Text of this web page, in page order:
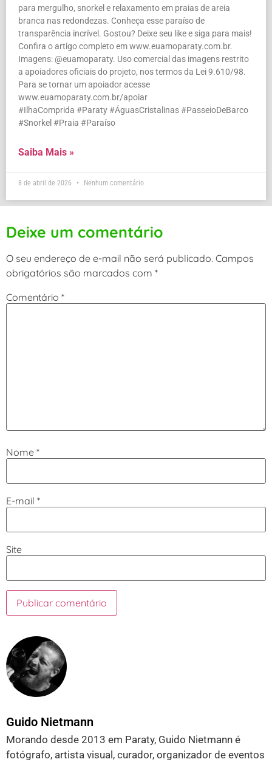
para mergulho, snorkel e relaxamento em praias de areia
branca nas redondezas. Conheça esse paraíso de
transparência incrível. Gostou? Deixe seu like e siga para mais!
Confira o artigo completo em www.euamoparaty.com.br.
Imagens: @euamoparaty. Uso comercial das imagens restrito
a apoiadores oficiais do projeto, nos termos da Lei 9.610/98.
Para se tornar um apoiador acesse
www.euamoparaty.com.br/apoiar
#IlhaComprida #Paraty #ÁguasCristalinas #PasseioDeBarco
#Snorkel #Praia #Paraíso
Saiba Mais »
8 de abril de 2026 Nenhum comentário
Deixe um comentário
O seu endereço de e-mail não será publicado. Campos
obrigatórios são marcados com *
Comentário *
Nome *
E-mail *
Site
Guido Nietmann
Morando desde 2013 em Paraty, Guido Nietmann é
fotógrafo, artista visual, curador, organizador de eventos